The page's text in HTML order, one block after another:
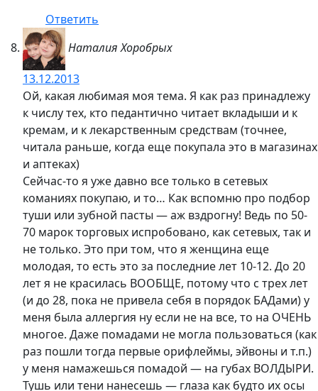
Ответить
Наталия Хоробрых
13.12.2013
Ой, какая любимая моя тема. Я как раз принадлежу
к числу тех, кто педантично читает вкладыши и к
кремам, и к лекарственным средствам (точнее,
читала раньше, когда еще покупала это в магазинах
и аптеках)
Сейчас-то я уже давно все только в сетевых
команиях покупаю, и то… Как вспомню про подбор
туши или зубной пасты — аж вздрогну! Ведь по 50-
70 марок торговых испробовано, как сетевых, так и
не только. Это при том, что я женщина еще
молодая, то есть это за последние лет 10-12. До 20
лет я не красилась ВООБЩЕ, потому что с трех лет
(и до 28, пока не привела себя в порядок БАДами) у
меня была аллергия ну если не на все, то на ОЧЕНЬ
многое. Даже помадами не могла пользоваться (как
раз пошли тогда первые орифлеймы, эйвоны и т.п.)
у меня намажешься помадой — на губах ВОЛДЫРИ.
Тушь или тени нанесешь — глаза как будто их осы